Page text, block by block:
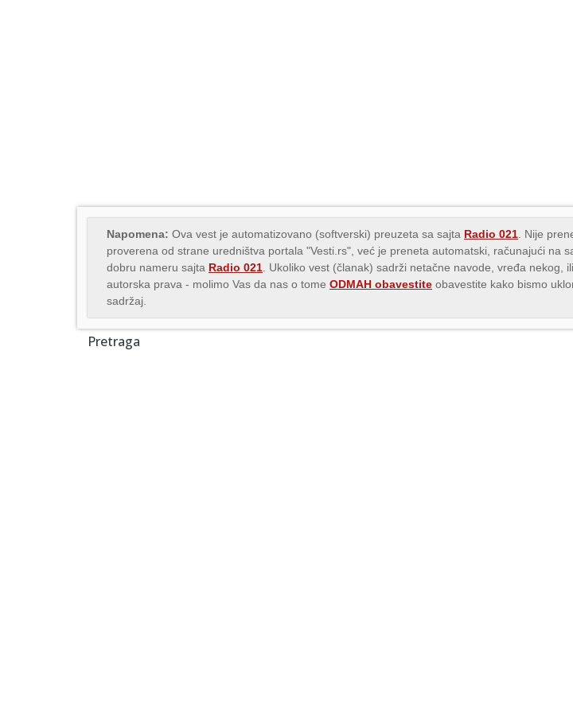
Napomena: Ova vest je automatizovano (softverski) preuzeta sa sajta Radio 021 . Nije
proverena od strane uredništva portala "Vesti.rs", već je preneta automatski, računajući na
dobru nameru sajta Radio 021 . Ukoliko vest (članak) sadrži netačne navode, vređa nekog,
autorska prava - molimo Vas da nas o tome ODMAH obavestite obavestite kako bismo
sadržaj.
Pretraga